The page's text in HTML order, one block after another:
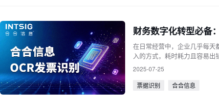
财务数字化转型必备
在日常经营中，企业几乎每
入的方式，耗时耗力且容易出
用场的关键场景。
2025-07-25
票据识别
合合信息